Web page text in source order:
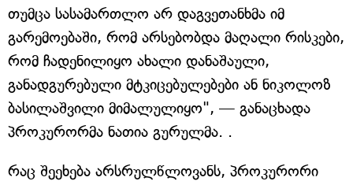
თუმცა სასამართლო არ დაგვეთანხმა იმ
გარემოებაში, რომ არსებობდა მაღალი რისკები,
რომ ჩადენილიყო ახალი დანაშაული,
განადგურებული მტკიცებულებები ან ნიკოლოზ
ბასილაშვილი მიმალულიყო", — განაცხადა
პროკურორმა ნათია გურულმა. .
რაც შეეხება არსრულწლოვანს, პროკურორი